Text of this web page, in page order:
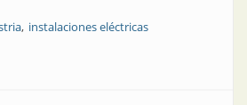
instalaciones eléctricas